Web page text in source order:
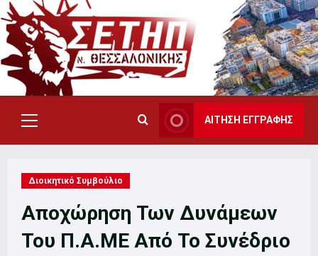
Skip
to
content
Primary
Menu
ΑΙΤΗΣΗ ΕΓΓΡΑΦΗΣ
Διοικητικό Συμβούλιο
Αποχώρηση Των Δυνάμεων
Του Π.Α.ΜΕ Από Το Συνέδριο